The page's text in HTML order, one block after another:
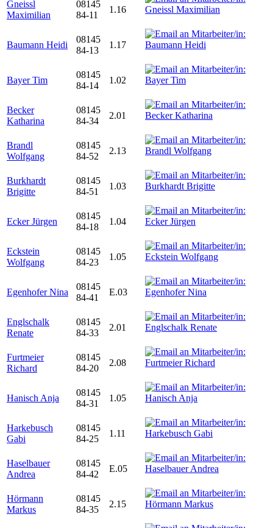
Gneissl
Maximilian
08145
84-11
1.16
Baumann Heidi
08145
84-13
1.17
Bayer Tim
08145
84-14
1.02
Becker
Katharina
08145
84-34
2.01
Brandl
Wolfgang
08145
84-52
2.13
Burkhardt
Brigitte
08145
84-51
1.03
Ecker Jürgen
08145
84-18
1.04
Eckstein
Wolfgang
08145
84-23
1.05
Egenhofer Nina
08145
84-41
E.03
Englschalk
Renate
08145
84-33
2.01
Furtmeier
Richard
08145
84-20
2.08
Hanisch Anja
08145
84-31
1.05
Harkebusch
Gabi
08145
84-25
1.11
Haselbauer
Andrea
08145
84-42
E.05
Hörmann
Markus
08145
84-35
2.15